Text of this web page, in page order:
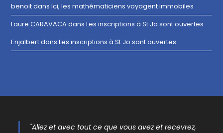
benoitdansIci, les mathématiciens voyagent immobiles
Laure CARAVACAdansLes inscriptions à St Jo sont ouvertes
EnjalbertdansLes inscriptions à St Jo sont ouvertes
"Allez et avec tout ce que vous avez et recevrez,